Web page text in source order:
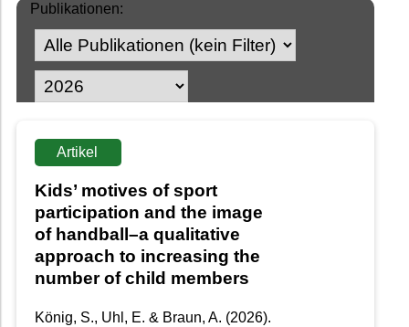
Publikationen:
Artikel
Kids’ motives of sport
participation and the image
of handball–a qualitative
approach to increasing the
number of child members
König, S., Uhl, E. & Braun, A. (2026).